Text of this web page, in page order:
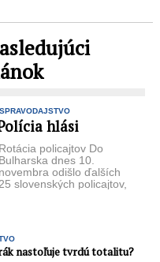
SPRAVODAJSTVO
hlási
Rotácia policajtov Do
Bulharska dnes 10.
novembra odišlo ďalších
slovenských policajtov,
nastoľuje tvrdú totalitu?